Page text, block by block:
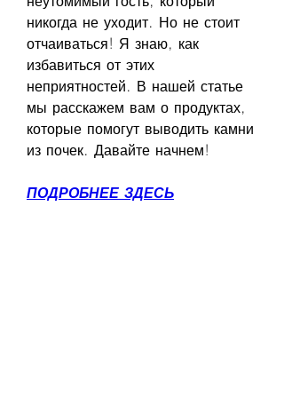
никогда не уходит. Но не стоит
отчаиваться! Я знаю, как
избавиться от этих
неприятностей. В нашей статье
мы расскажем вам о продуктах,
которые помогут выводить камни
из почек. Давайте начнем!
ПОДРОБНЕЕ ЗДЕСЬ